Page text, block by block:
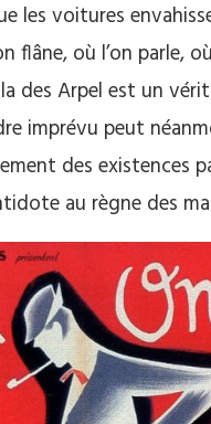
les voitures
flâne, où l’on parle,
des Arpel est un
imprévu peut
des existences
au règne des